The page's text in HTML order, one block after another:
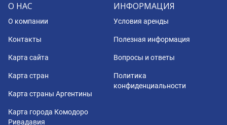
О НАС
О компании
Контакты
Карта сайта
Карта стран
Карта страны Аргентины
Карта города Комодоро
Ривадавия
ИНФОРМАЦИЯ
Условия аренды
Полезная информация
Вопросы и ответы
Политика
конфиденциальности